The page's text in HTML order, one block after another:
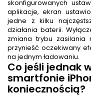
skonfigurowanych
aplikacje, ekran
jedne z kilku
działania baterii.
zmiana trybu zasilania
przynieść oczekiwany
na jednym ładowaniu.
Co jeśli jednak
smartfonie
koniecznością?